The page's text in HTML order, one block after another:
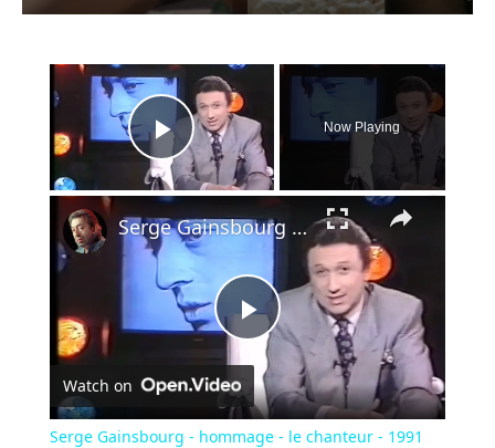
Play Video
Now Playing
Play
Video
Serge Gainsbourg - hommage - le chanteur - 1991
Watch on
Serge Gainsbourg - hommage - le chanteur - 1991